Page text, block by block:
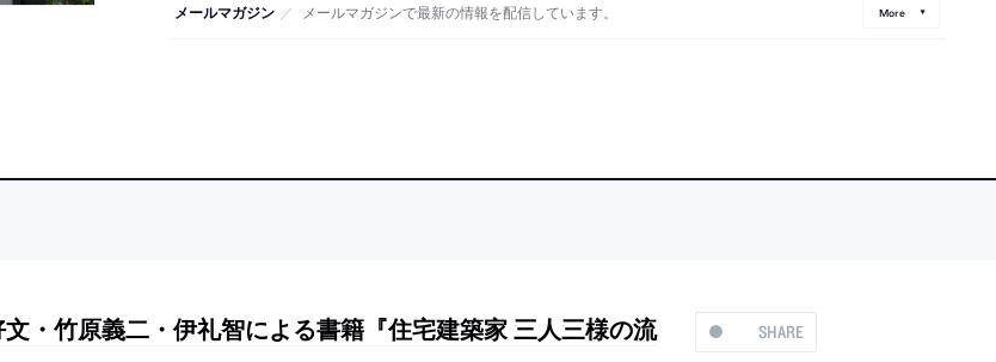
メールマガジン ／ メールマガジンで最新の情報を配信しています。 More
SHARE
・竹原義二・伊礼智による書籍『住宅建築家 三人三様の流